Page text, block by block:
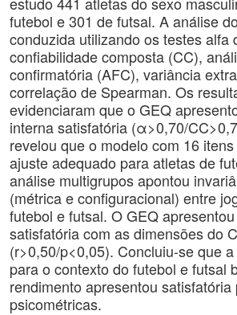
futebol e 301 de futsal. A análise
conduzida utilizando os testes alfa
confiabilidade composta (CC),
confirmatória (AFC), variância
correlação de Spearman. Os
evidenciaram que o GEQ
interna satisfatória (α>0,70/
revelou que o modelo com 16
ajuste adequado para atletas de
análise multigrupos apontou
(métrica e configuracional) entre
futebol e futsal. O GEQ
satisfatória com as dimensões do
(r>0,50/p<0,05). Concluiu-se que
para o contexto do futebol e futsal
rendimento apresentou
psicométricas.